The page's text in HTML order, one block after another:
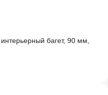
багет, 90 мм,